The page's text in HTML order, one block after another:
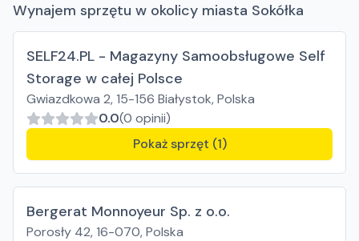
Wynajem sprzętu w okolicy miasta Sokółka
SELF24.PL - Magazyny Samoobsługowe Self
Storage w całej Polsce
Gwiazdkowa 2, 15-156 Białystok, Polska
0.0(0 opinii)
Pokaż sprzęt (1)
Bergerat Monnoyeur Sp. z o.o.
Porosły 42, 16-070, Polska